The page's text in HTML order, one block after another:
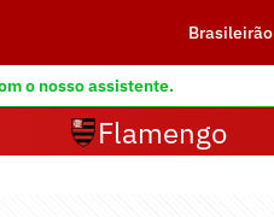
Brasileirão
o nosso assistente.
Flamengo